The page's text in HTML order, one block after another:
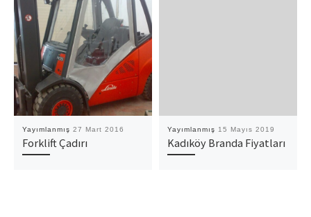
Yayımlanmış 27 Mart 2016
Forklift Çadırı
Yayımlanmış 15 Mayıs 2019
Kadıköy Branda Fiyatları